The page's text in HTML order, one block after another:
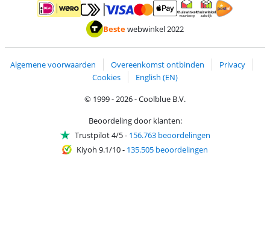
Betalen met iDEAL | WeroBetalen met MasterCard en Visa via ClickToPay
Betalen met ApplePay
Thuiswinkel waarborg
Bestewebwinkel 2022
Algemene voorwaarden Overeenkomst ontbinden
Privacy
Cookies
English (EN)
© 1999 - 2026 - Coolblue B.V.
Beoordeling door klanten:
Trustpilot 4/5- 156.763 beoordelingen
Kiyoh 9.1/10- 135.505 beoordelingen